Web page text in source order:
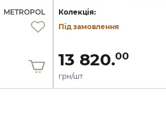
METROPOL
Колекція:
Під замовлення
13 820.00
грн/шт